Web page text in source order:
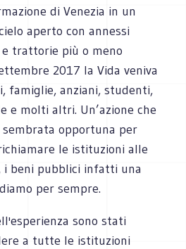
di Venezia in un
aperto con annessi
trattorie più o meno
2017 la Vida veniva
famiglie, anziani, studenti,
e molti altri. Un’azione che
opportuna per
le istituzioni alle
i beni pubblici infatti una
per sempre.
sono stati
a tutte le istituzioni